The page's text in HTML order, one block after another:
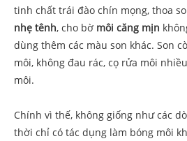
tinh chất trái đào chín mọng, thoa
nhẹ tênh, cho bờ môi căng mịn
dùng thêm các màu son khác. Son
môi, không đau rác, cọ rửa môi
môi.
Chính vì thế, không giống như các
thời chỉ có tác dụng làm bóng môi